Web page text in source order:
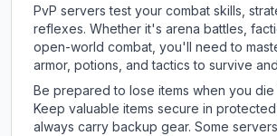
PvP servers test your combat skills,
reflexes. Whether it's arena battles,
open-world combat, you'll need to
armor, potions, and tactics to survive
Be prepared to lose items when you die
Keep valuable items secure in
always carry backup gear. Some